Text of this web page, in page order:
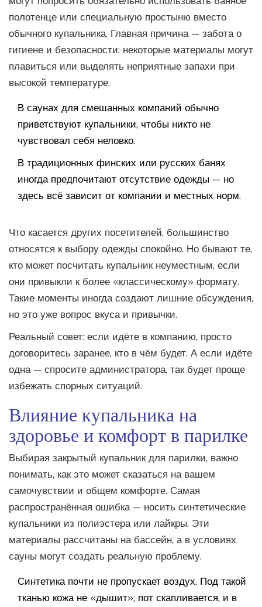
полотенце или специальную простыню вместо
обычного купальника. Главная причина — забота о
гигиене и безопасности: некоторые материалы могут
плавиться или выделять неприятные запахи при
высокой температуре.
В саунах для смешанных компаний обычно
приветствуют купальники, чтобы никто не
чувствовал себя неловко.
В традиционных финских или русских банях
иногда предпочитают отсутствие одежды — но
здесь всё зависит от компании и местных норм.
Что касается других посетителей, большинство
относятся к выбору одежды спокойно. Но бывают те,
кто может посчитать купальник неуместным, если
они привыкли к более «классическому» формату.
Такие моменты иногда создают лишние обсуждения,
но это уже вопрос вкуса и привычки.
Реальный совет: если идёте в компанию, просто
договоритесь заранее, кто в чём будет. А если идёте
одна — спросите администратора, так будет проще
избежать спорных ситуаций.
Влияние купальника на
здоровье и комфорт в парилке
Выбирая закрытый купальник для парилки, важно
понимать, как это может сказаться на вашем
самочувствии и общем комфорте. Самая
распространённая ошибка — носить синтетические
купальники из полиэстера или лайкры. Эти
материалы рассчитаны на бассейн, а в условиях
сауны могут создать реальную проблему.
Синтетика почти не пропускает воздух. Под такой
тканью кожа не «дышит», пот скапливается, и в